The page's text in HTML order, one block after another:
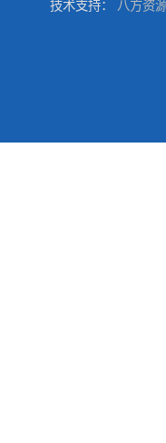
技术支持： 八方资